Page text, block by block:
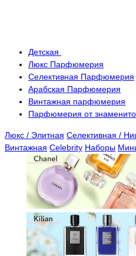
Детская
Люкс Парфюмерия
Селективная Парфюмерия
Арабская Парфюмерия
Винтажная парфюмерия
Парфюмерия от
Люкс / Элитная Селективная /
Винтажная Celebrity Наборы